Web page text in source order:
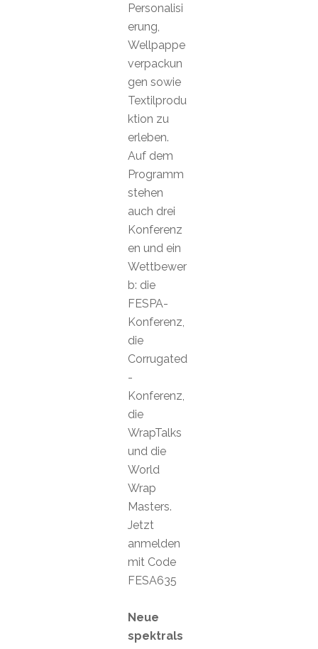
Personalisi
erung,
Wellpappe
verpackun
gen sowie
Textilprodu
ktion zu
erleben.
Auf dem
Programm
stehen
auch drei
Konferenz
en und ein
Wettbewer
b: die
FESPA-
Konferenz,
die
Corrugated
-
Konferenz,
die
WrapTalks
und die
World
Wrap
Masters.
Jetzt
anmelden
mit Code
FESA635
Neue
spektrals